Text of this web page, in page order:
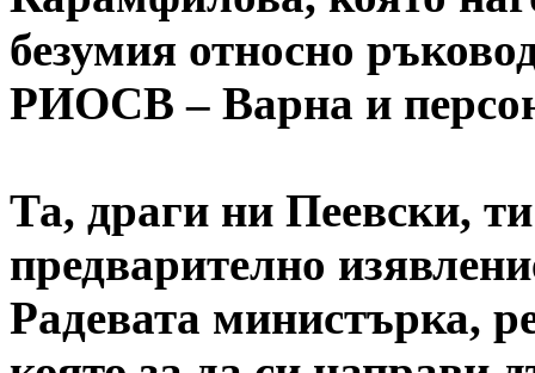
безумия относно
РИОСВ – Варна и
Та, драги ни Пеевски,
предварително
Радевата министърка,